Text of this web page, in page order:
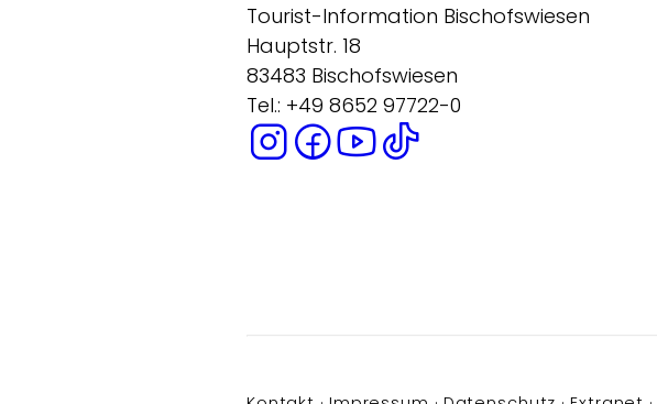
Tourist-Information Bischofswiesen
Hauptstr. 18
83483 Bischofswiesen
Tel.: +49 8652 97722-0